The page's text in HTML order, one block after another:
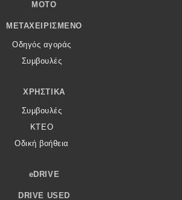
MOTO
ΜΕΤΑΧΕΙΡΙΣΜΈΝΟ
Οδηγός αγοράς
Συμβουλές
ΧΡΗΣΤΙΚΆ
Συμβουλές
ΚΤΕΟ
Οδική βοήθεια
eDRIVE
DRIVE USED